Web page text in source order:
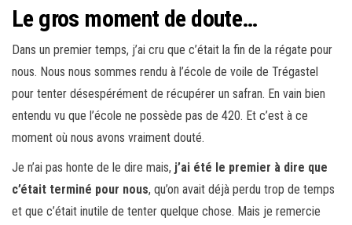
Le gros moment de doute…
Dans un premier temps, j’ai cru que c’était la fin de la régate pour
nous. Nous nous sommes rendu à l’école de voile de Trégastel
pour tenter désespérément de récupérer un safran. En vain bien
entendu vu que l’école ne possède pas de 420. Et c’est à ce
moment où nous avons vraiment douté.
Je n’ai pas honte de le dire mais, j’ai été le premier à dire que
c’était terminé pour nous, qu’on avait déjà perdu trop de temps
et que c’était inutile de tenter quelque chose. Mais je remercie